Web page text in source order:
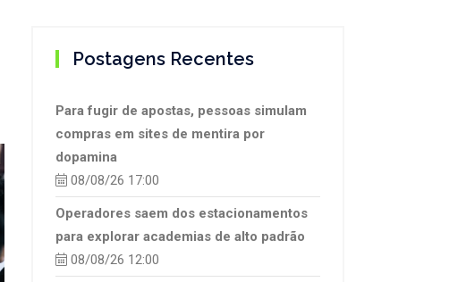
Postagens Recentes
Para fugir de apostas, pessoas simulam
compras em sites de mentira por
dopamina
08/08/26 17:00
Operadores saem dos estacionamentos
para explorar academias de alto padrão
08/08/26 12:00